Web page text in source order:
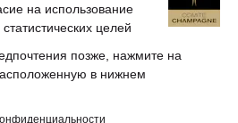
на использование
целей
позже, нажмите на
в нижнем